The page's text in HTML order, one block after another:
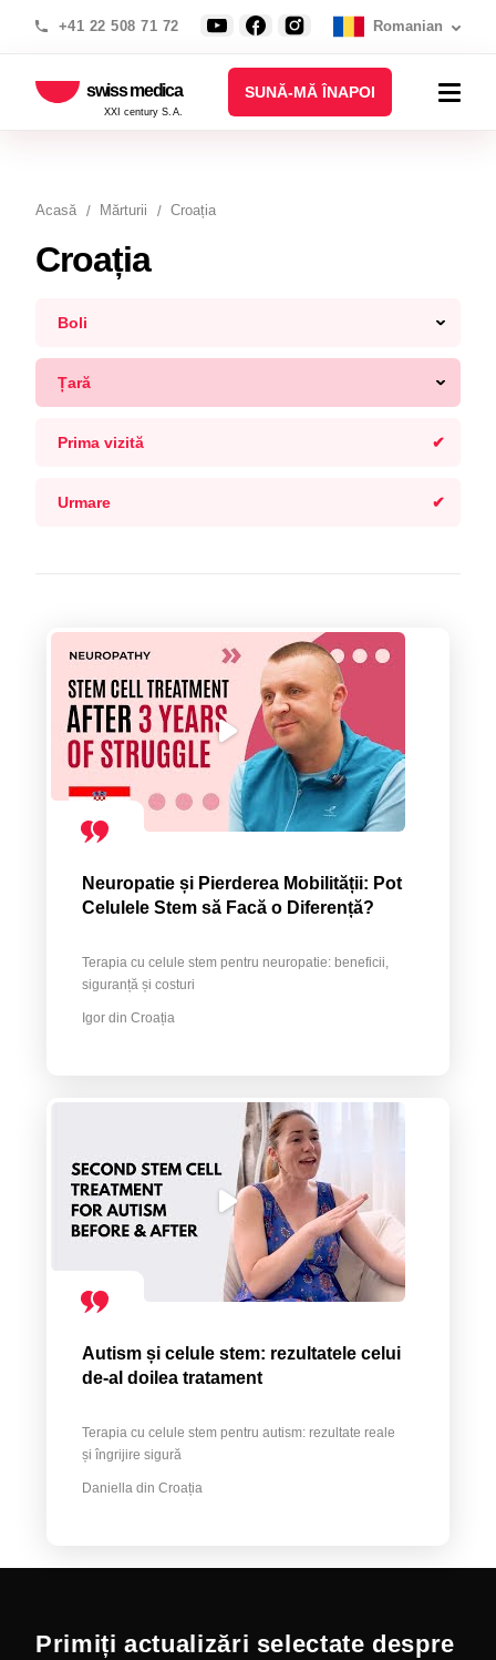
+41 22 508 71 72 Romanian
swiss medica
XXI century S.A.
SUNĂ-MĂ ÎNAPOI
Acasă Mărturii Croația
Croația
Boli
Țară
Prima vizită
Urmare
Neuropatie și Pierderea Mobilității: Pot
Celulele Stem să Facă o Diferență?
Terapia cu celule stem pentru neuropatie: beneficii,
siguranță și costuri
Igor din Croația
Autism și celule stem: rezultatele celui
de-al doilea tratament
Terapia cu celule stem pentru autism: rezultate reale
și îngrijire sigură
Daniella din Croația
Primiți actualizări selectate despre